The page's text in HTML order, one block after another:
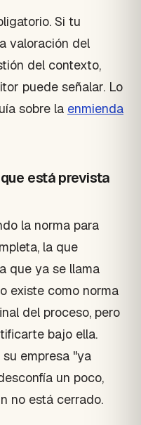
Si tu
valoración del
del contexto,
puede señalar. Lo
sobre la enmienda
está prevista
la norma para
la que
que ya se llama
existe como norma
del proceso, pero
bajo ella.
empresa "ya
un poco,
no está cerrado.